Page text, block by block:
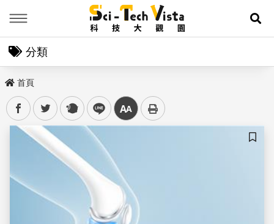
展
分類
首頁
facebooktwitter plurk line 中
儲存